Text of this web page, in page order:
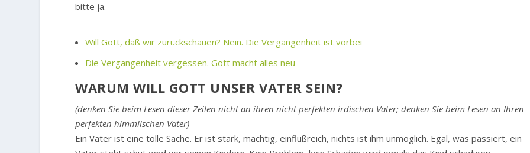
bitte ja.
Will Gott, daß wir zurückschauen? Nein. Die Vergangenheit ist vorbei
Die Vergangenheit vergessen. Gott macht alles neu
WARUM WILL GOTT UNSER VATER SEIN?
(denken Sie beim Lesen dieser Zeilen nicht an ihren nicht perfekten irdischen Vater; denken Sie beim Lesen an Ihren
perfekten himmlischen Vater)
Ein Vater ist eine tolle Sache. Er ist stark, mächtig, einflußreich, nichts ist ihm unmöglich. Egal, was passiert, ein